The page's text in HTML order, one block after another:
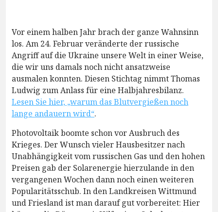
Vor einem halben Jahr brach der ganze Wahnsinn
los. Am 24. Februar veränderte der russische
Angriff auf die Ukraine unsere Welt in einer Weise,
die wir uns damals noch nicht ansatzweise
ausmalen konnten. Diesen Stichtag nimmt Thomas
Ludwig zum Anlass für eine Halbjahresbilanz.
Lesen Sie hier, „warum das Blutvergießen noch
lange andauern wird“.
Photovoltaik boomte schon vor Ausbruch des
Krieges. Der Wunsch vieler Hausbesitzer nach
Unabhängigkeit vom russischen Gas und den hohen
Preisen gab der Solarenergie hierzulande in den
vergangenen Wochen dann noch einen weiteren
Popularitätsschub. In den Landkreisen Wittmund
und Friesland ist man darauf gut vorbereitet: Hier